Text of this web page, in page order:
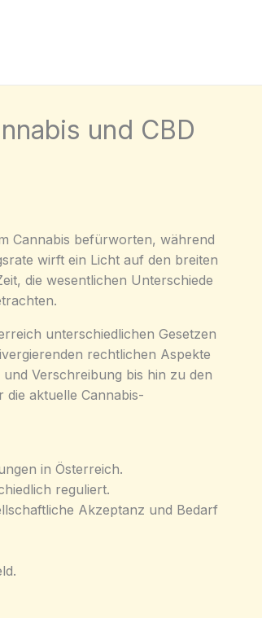
und CBD
Cannabis befürworten, während
wirft ein Licht auf den breiten
die wesentlichen Unterschiede
unterschiedlichen Gesetzen
rechtlichen Aspekte
Verschreibung bis hin zu den
aktuelle Cannabis-
in Österreich.
reguliert.
Akzeptanz und Bedarf